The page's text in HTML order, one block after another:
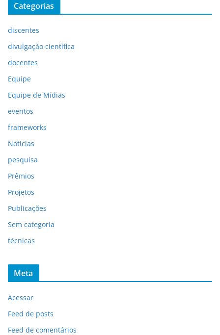
Categorias
discentes
divulgação científica
docentes
Equipe
Equipe de Mídias
eventos
frameworks
Notícias
pesquisa
Prêmios
Projetos
Publicações
Sem categoria
técnicas
Meta
Acessar
Feed de posts
Feed de comentários